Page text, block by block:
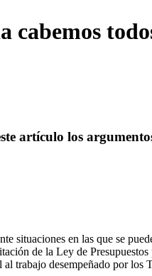
cabemos
artículo los
situaciones en las que se
de la Ley de Presupuestos
trabajo desempeñado por los